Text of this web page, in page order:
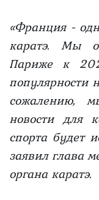
«Франция -
каратэ. Мы
Париже к
популярности
сожалению,
новости для
спорта будет
заявил глава
органа каратэ.